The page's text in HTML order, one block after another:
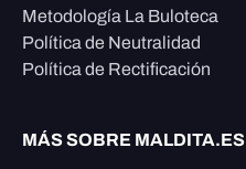
Metodología La Buloteca
Política de Neutralidad
Política de Rectificación
MÁS SOBRE MALDITA.ES